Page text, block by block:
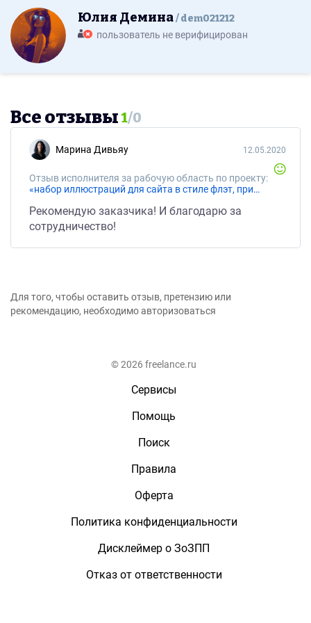
Юлия Демина dem021212
пользователь не верифицирован
Все отзывы1/0
Марина Дивьяу
Отзыв исполнителя за рабочую область по проекту:
«набор иллюстраций для сайта в стиле флэт, пример прикреплюя (только возможно немного детализованнее)»
12.05.2020
Рекомендую заказчика! И благодарю за
сотрудничество!
Для того, чтобы оставить отзыв, претензию или
рекомендацию, необходимо авторизоваться
© 2026 freelance.ru
Сервисы
Помощь
Поиск
Правила
Оферта
Политика конфиденциальности
Дисклеймер о ЗоЗПП
Отказ от ответственности